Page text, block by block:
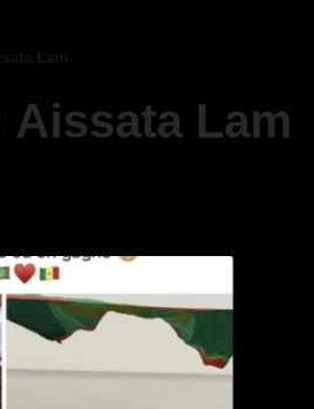
Aissata Lam